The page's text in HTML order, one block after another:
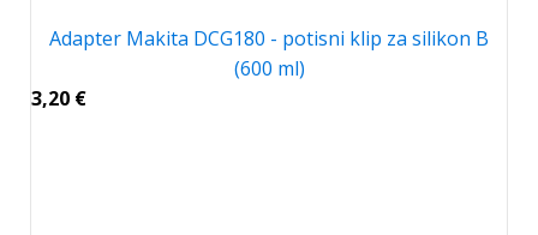
Adapter Makita DCG180 - potisni klip za silikon B
(600 ml)
3,20 €